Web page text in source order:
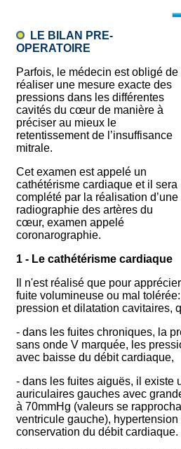
LE BILAN PRE-
OPERATOIRE
Parfois, le médecin est obligé de
réaliser une mesure exacte des
pressions dans les différentes
cavités du cœur de manière à
préciser au mieux le
retentissement de l’insuffisance
mitrale.
Cet examen est appelé un
cathétérisme cardiaque et il sera
complété par la réalisation d’une
radiographie des artères du
cœur, examen appelé
coronarographie.
1 - Le cathétérisme cardiaque
Il n'est réalisé que pour
fuite volumineuse ou mal
pression et dilatation cavitaires,
- dans les fuites chroniques, la
sans onde V marquée, les
avec baisse du débit cardiaque,
- dans les fuites aiguës, il existe
auriculaires gauches avec
à 70mmHg (valeurs se
ventricule gauche),
conservation du débit cardiaque.